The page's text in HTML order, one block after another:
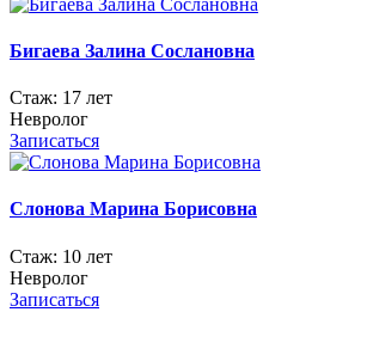
Бигаева Залина Сослановна
Стаж: 17 лет
Невролог
Записаться
Слонова Марина Борисовна
Стаж: 10 лет
Невролог
Записаться